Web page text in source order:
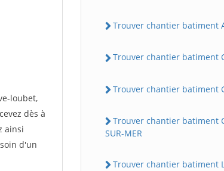
loubet,
dès à
ainsi
d'un
Trouver chantier batiment
Trouver chantier batiment
Trouver chantier batiment
Trouver chantier batiment
SUR-MER
Trouver chantier batiment